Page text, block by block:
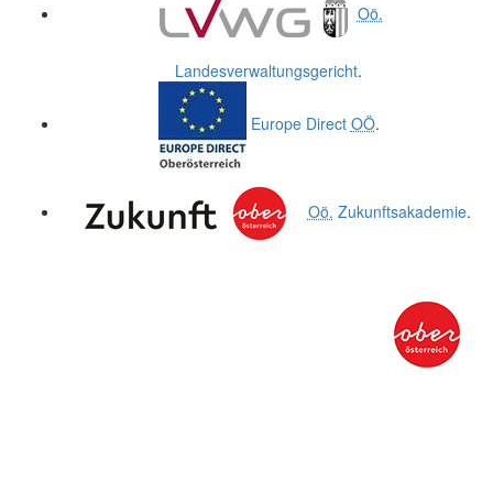
Oö.
Landesverwaltungsgericht.
Europe Direct OÖ.
Oö. Zukunftsakademie.